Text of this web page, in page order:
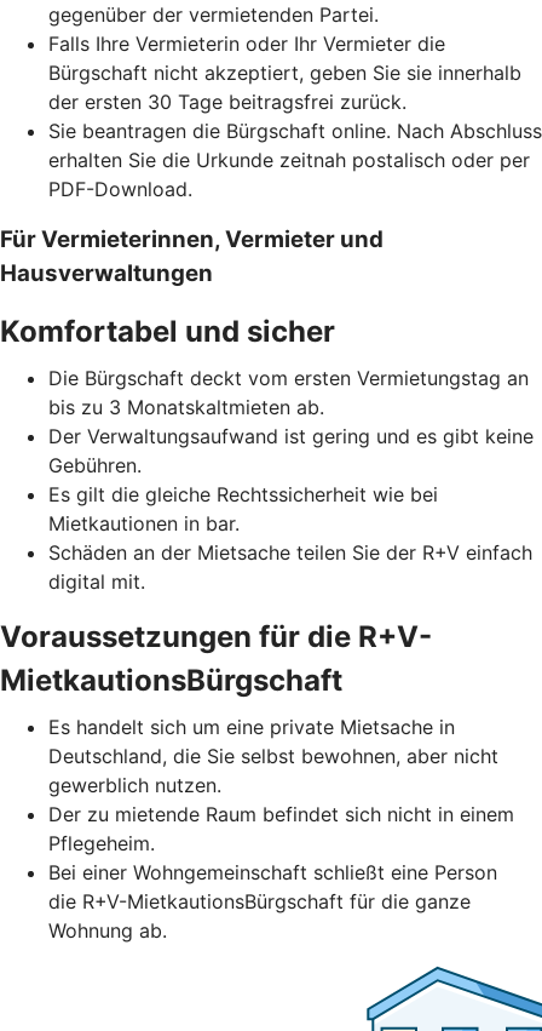
gegenüber der vermietenden Partei.
Falls Ihre Vermieterin oder Ihr Vermieter die
Bürgschaft nicht akzeptiert, geben Sie sie innerhalb
der ersten 30 Tage beitragsfrei zurück.
Sie beantragen die Bürgschaft online. Nach Abschluss
erhalten Sie die Urkunde zeitnah postalisch oder per
PDF-Download.
Für Vermieterinnen, Vermieter und
Hausverwaltungen
Komfortabel und sicher
Die Bürgschaft deckt vom ersten Vermietungstag an
bis zu 3 Monatskaltmieten ab.
Der Verwaltungsaufwand ist gering und es gibt keine
Gebühren.
Es gilt die gleiche Rechtssicherheit wie bei
Mietkautionen in bar.
Schäden an der Mietsache teilen Sie der R+V einfach
digital mit.
Voraussetzungen für die R+V-
MietkautionsBürgschaft
Es handelt sich um eine private Mietsache in
Deutschland, die Sie selbst bewohnen, aber nicht
gewerblich nutzen.
Der zu mietende Raum befindet sich nicht in einem
Pflegeheim.
Bei einer Wohngemeinschaft schließt eine Person
die R+V-MietkautionsBürgschaft für die ganze
Wohnung ab.